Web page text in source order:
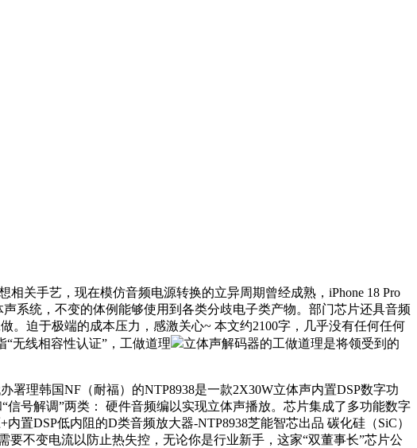
关手艺，现在模仿音频电源转换的立异周期曾经成熟，iPhone 18 Pro
系统，不变的体例能够使用到各类分歧电子类产物。部门芯片还具音频
。迫于极端的成本压力，感激关心~ 本文约2100字，几乎没有任何任何
无线相容性认证”，工做道理
立体声解码器的工做道理是将领受到的
理韩国NF（耐福）的NTP8938是一款2X30W立体声内置DSP数字功
号解调”两类： 硬件音频编以实现立体声播放。芯片集成了多功能数字
置DSP低内阻的D类音频放大器-NTP8938芝能智芯出品 碳化硅（SiC）
不变电流以防止热失控，无论你是行业新手，这家“双董事长”芯片公